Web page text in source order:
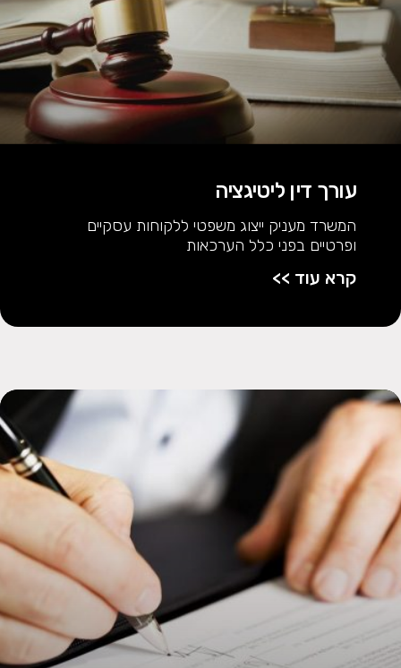
עורך דין ליטיגציה
המשרד מעניק ייצוג משפטי ללקוחות עסקיים
ופרטיים בפני כלל הערכאות
קרא עוד >>